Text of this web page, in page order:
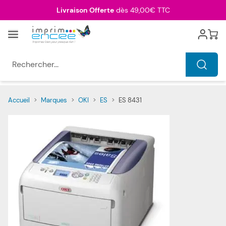
Livraison Offertedès 49,00€ TTC
Menu Cart
Accueil > Marques > OKI > ES > ES 8431